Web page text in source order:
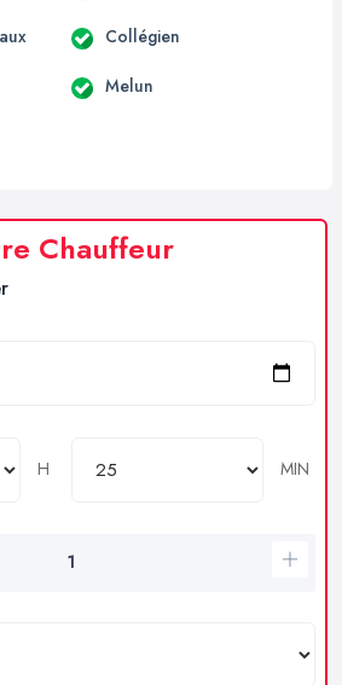
Collégien
Melun
Chauffeur
H
MIN